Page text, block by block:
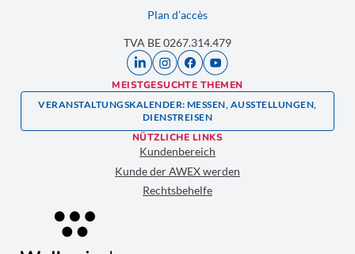
Plan d’accès
TVA BE 0267.314.479
MEISTGESUCHTE THEMEN
VERANSTALTUNGSKALENDER: MESSEN, AUSSTELLUNGEN,
DIENSTREISEN
NÜTZLICHE LINKS
Kundenbereich
Kunde der AWEX werden
Rechtsbehelfe